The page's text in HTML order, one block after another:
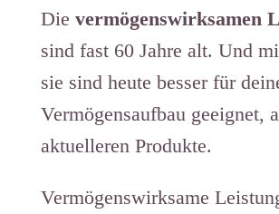
Die vermögenswirksamen
sind fast 60 Jahre alt. Und
sie sind heute besser für
Vermögensaufbau geeignet,
aktuelleren Produkte.
Vermögenswirksame